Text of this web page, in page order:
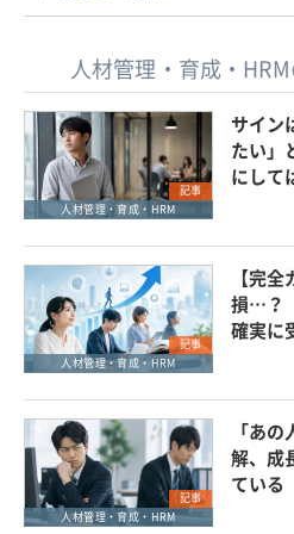
人材管理・育成・
記事
人材管理・育成・HRM
サイン
たい」
にして
記事
人材管理・育成・HRM
【完
損…？
確実に
記事
人材管理・育成・HRM
「あ
解、成
ている